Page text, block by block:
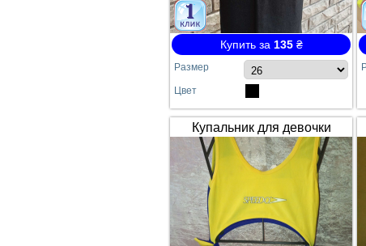
Купить за 135₴
Размер
Цвет
Купальник для девочки
SPEEDO жёлто-синий
сдельный №64